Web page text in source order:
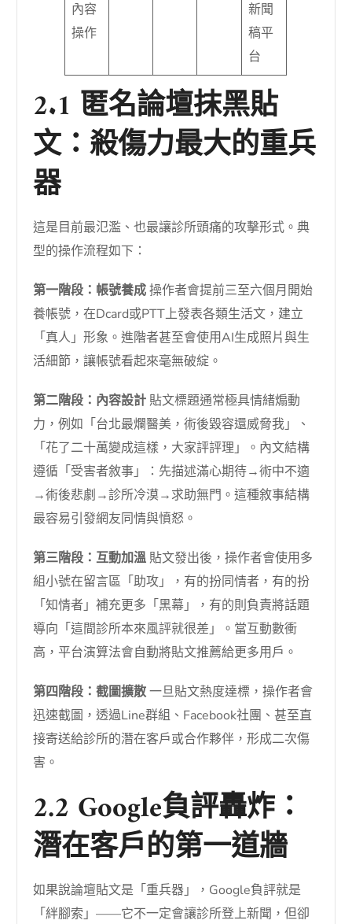
內容
操作
新聞
稿平
台
2.1 匿名論壇抹黑貼
文：殺傷力最大的重兵
器
這是目前最氾濫、也最讓診所頭痛的攻擊形式。典
型的操作流程如下：
第一階段：帳號養成操作者會提前三至六個月開始
養帳號，在Dcard或PTT上發表各類生活文，建立
「真人」形象。進階者甚至會使用AI生成照片與生
活細節，讓帳號看起來毫無破綻。
第二階段：內容設計 貼文標題通常極具情緒煽動
力，例如「台北最爛醫美，術後毀容還威脅我」、
「花了二十萬變成這樣，大家評評理」。內文結構
遵循「受害者敘事」：先描述滿心期待→術中不適
→術後悲劇→診所冷漠→求助無門。這種敘事結構
最容易引發網友同情與憤怒。
第三階段：互動加溫 貼文發出後，操作者會使用多
組小號在留言區「助攻」，有的扮同情者，有的扮
「知情者」補充更多「黑幕」，有的則負責將話題
導向「這間診所本來風評就很差」。當互動數衝
高，平台演算法會自動將貼文推薦給更多用戶。
第四階段：截圖擴散一旦貼文熱度達標，操作者會
迅速截圖，透過Line群組、Facebook社團、甚至直
接寄送給診所的潛在客戶或合作夥伴，形成二次傷
害。
2.2 Google負評轟炸：
潛在客戶的第一道牆
如果說論壇貼文是「重兵器」，Google負評就是
「絆腳索」——它不一定會讓診所登上新聞，但卻